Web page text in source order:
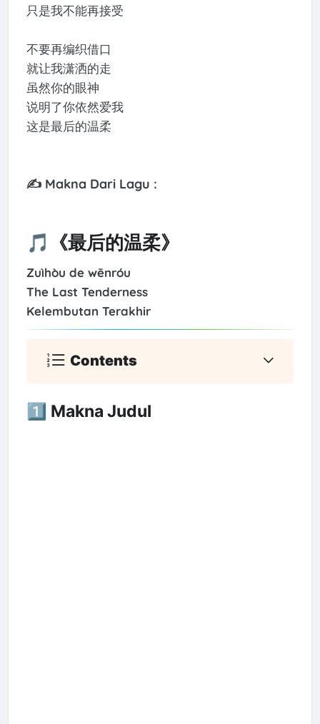
只是我不能再接受
不要再编织借口
就让我潇洒的走
虽然你的眼神
说明了你依然爱我
这是最后的温柔
✍️ Makna Dari Lagu :
🎵《最后的温柔》
Zuìhòu de wēnróu
The Last Tenderness
Kelembutan Terakhir
Contents
1️⃣ Makna Judul